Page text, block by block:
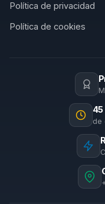
Política de privacidad
Política de cookies
45
de